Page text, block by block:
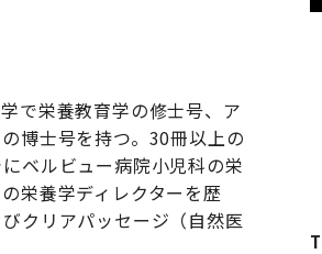
で栄養教育学の修士号、ア
博士号を持つ。30冊以上の
ベルビュー病院小児科の栄
栄養学ディレクターを歴
クリアパッセージ（自然医